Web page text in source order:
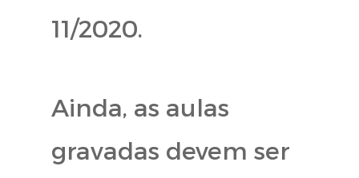
11/2020.
Ainda, as aulas
gravadas devem ser